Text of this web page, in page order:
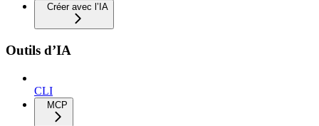
Créer avec l’IA
Outils d’IA
CLI
MCP